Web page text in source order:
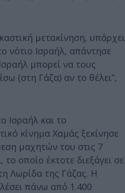
μετακίνηση, υπάρχει
νότιο Ισραήλ, απάντησε
μπορεί να τους
(στη Γάζα) αν το θέλει”,
Ισραήλ και το
κίνημα Χαμάς ξεκίνησε
μαχητών του στις 7
οποίο έκτοτε διεξάγει σε
Λωρίδα της Γάζας. Η
πάνω από 1.400